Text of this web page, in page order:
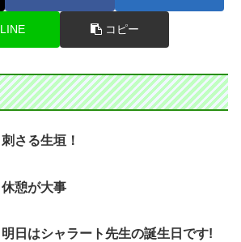
LINE コピー
刺さる生垣！
休憩が大事
明日はシャラート先生の誕生日です!